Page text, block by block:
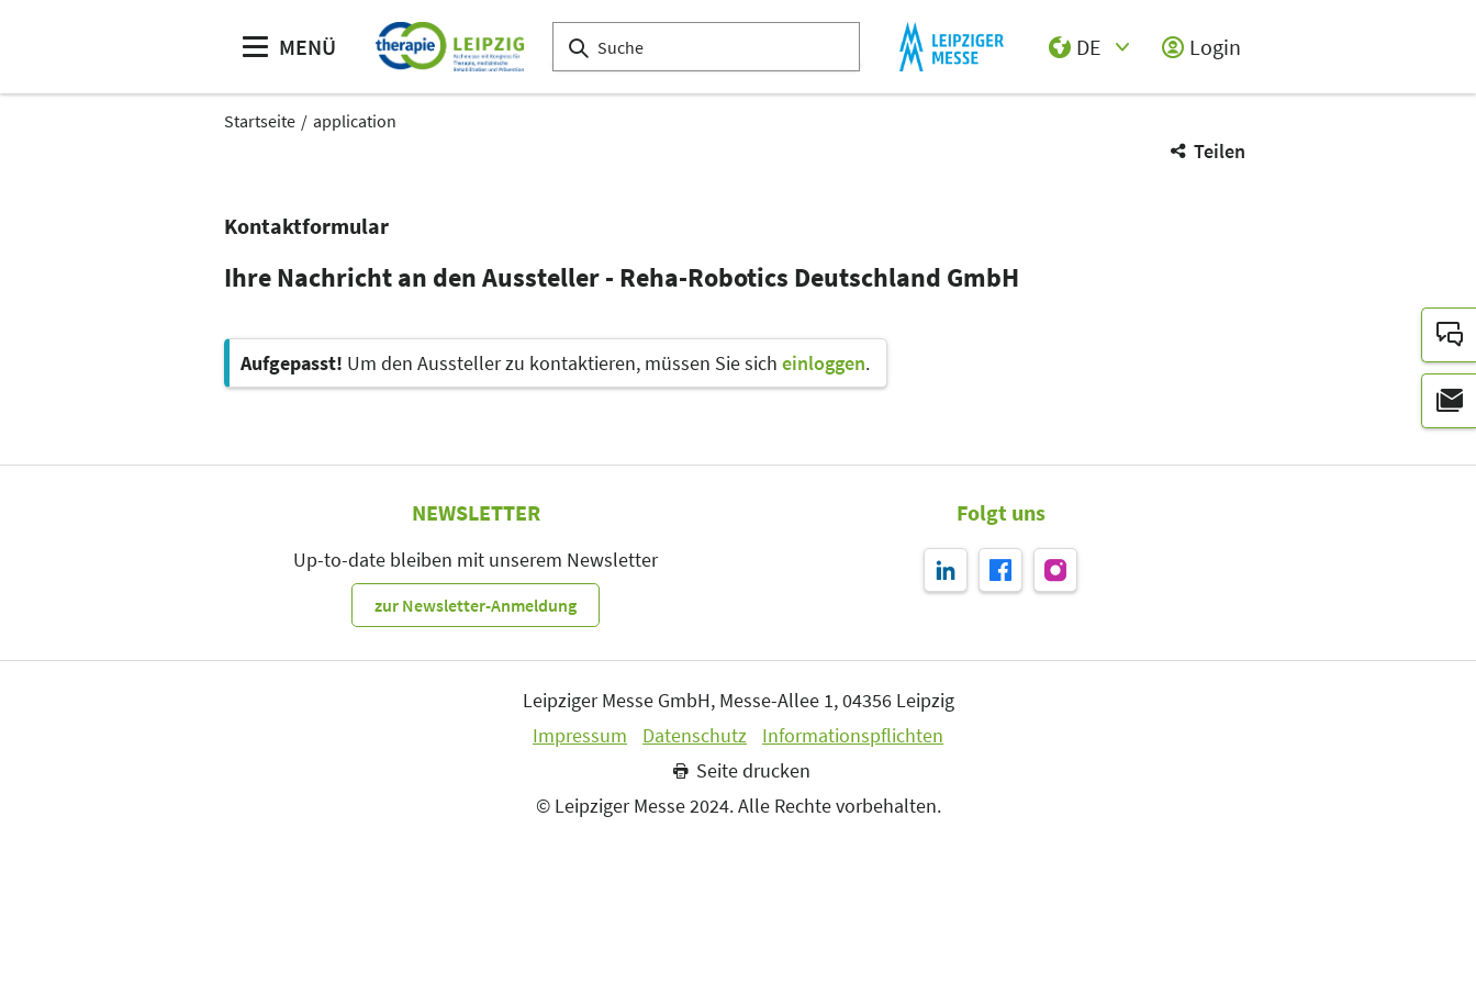
MENÜ
DE
Login
Startseite application
Teilen
Kontaktformular
Ihre Nachricht an den Aussteller - Reha-Robotics Deutschland GmbH
Aufgepasst! Um den Aussteller zu kontaktieren, müssen Sie sich einloggen.
NEWSLETTER
Up-to-date bleiben mit unserem Newsletter
zur Newsletter-Anmeldung
Folgt uns
Leipziger Messe GmbH, Messe-Allee 1, 04356 Leipzig
Impressum
Datenschutz
Informationspflichten
Seite drucken
© Leipziger Messe 2024. Alle Rechte vorbehalten.